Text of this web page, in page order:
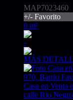
MAP7023460
+/- Favorito
0 m²
-
MÁS
Casa en Venta
calle Rio